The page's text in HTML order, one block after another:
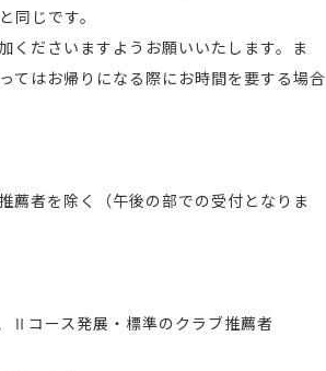
同じです。
ださいますようお願いいたします。ま
てはお帰りになる際にお時間を要する場合
者を除く（午後の部での受付となりま
コース発展・標準のクラブ推薦者